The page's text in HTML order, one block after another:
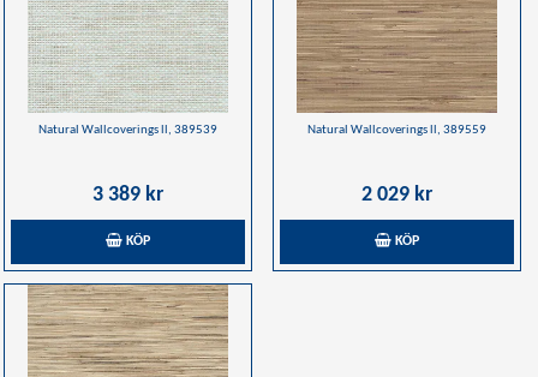
Natural Wallcoverings ll, 389539
3 389 kr
KÖP
Natural Wallcoverings ll, 389559
2 029 kr
KÖP